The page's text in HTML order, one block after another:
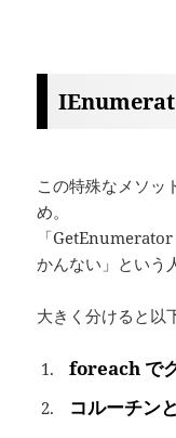
この特殊なメソッ
め。
「
かんない」という
大きく分けると以
foreach で
コルーチン